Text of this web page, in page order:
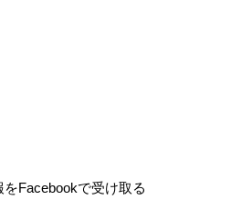
をFacebookで受け取る